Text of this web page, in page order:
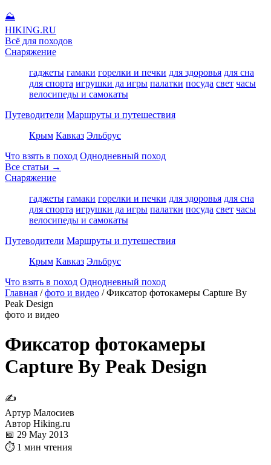
⛰
HIKING.RU
Всё для походов
Снаряжение
гаджеты гамаки горелки и печки для здоровья для сна
для спорта игрушки да игры палатки посуда свет часы
велосипеды и самокаты
Путеводители Маршруты и путешествия
Крым Кавказ Эльбрус
Что взять в поход Однодневный поход
Все статьи →
Снаряжение
гаджеты гамаки горелки и печки для здоровья для сна
для спорта игрушки да игры палатки посуда свет часы
велосипеды и самокаты
Путеводители Маршруты и путешествия
Крым Кавказ Эльбрус
Что взять в поход Однодневный поход
Главная / фото и видео / Фиксатор фотокамеры Capture By
Peak Design
фото и видео
Фиксатор фотокамеры
Capture By Peak Design
✍
Артур Малосиев
Автор Hiking.ru
📅 29 May 2013
⏱ 1 мин чтения